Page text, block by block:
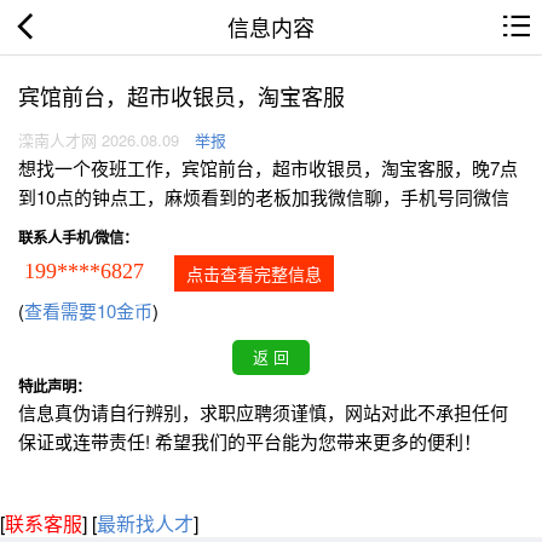
信息内容
宾馆前台，超市收银员，淘宝客服
滦南人才网 2026.08.09 举报
想找一个夜班工作，宾馆前台，超市收银员，淘宝客服，晚7点
到10点的钟点工，麻烦看到的老板加我微信聊，手机号同微信
联系人手机/微信：
199****6827 点击查看完整信息
(查看需要10金币)
特此声明：
信息真伪请自行辨别，求职应聘须谨慎，网站对此不承担任何
保证或连带责任! 希望我们的平台能为您带来更多的便利！
[联系客服] [最新找人才]